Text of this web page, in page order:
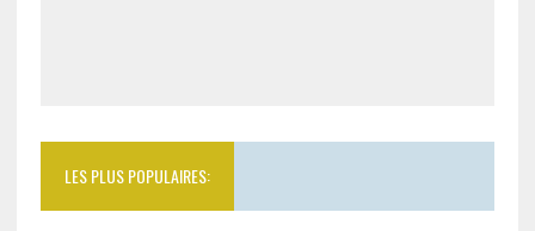
LES PLUS POPULAIRES: